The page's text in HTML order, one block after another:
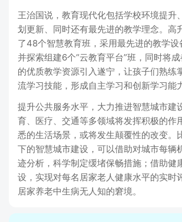
王治国说，教育现代化包括学校环境提升
划更新、同时还有最先进的教学理念。高
了48个智慧教育班，采用最先进的教学设
并探索组建6个“云教育平台”班，同时将
的优质教学资源引入遂宁，让孩子们熟练
流学习技能，形成自主学习和创新学习能
提升公共服务水平，大力推进智慧城市建
育、医疗、交通等多领域将发挥积极的作
悉的生活场景，或将发生颠覆性的改变。
下的智慧城市建设，可以借助对城市每辆
迹分析，科学制定缓堵保畅措施；借助健
设，实现对每名居家老人健康水平的实时
居家养老中生病无人知的窘境。